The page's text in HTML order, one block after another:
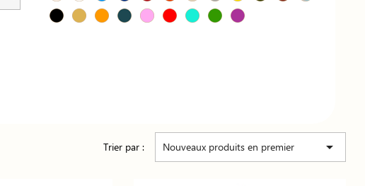
Trier par : Nouveaux produits en premier 